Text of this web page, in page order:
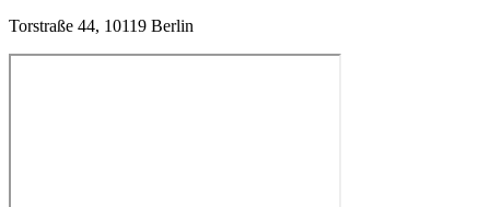
Torstraße 44, 10119 Berlin